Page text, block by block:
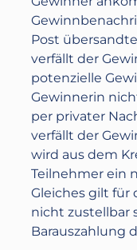
Post
verfällt der
potenzielle
Gewinnerin
per privater
verfällt der
wird aus dem
Teilnehmer ein
Gleiches gilt für
nicht zustellbar
Barauszahlung